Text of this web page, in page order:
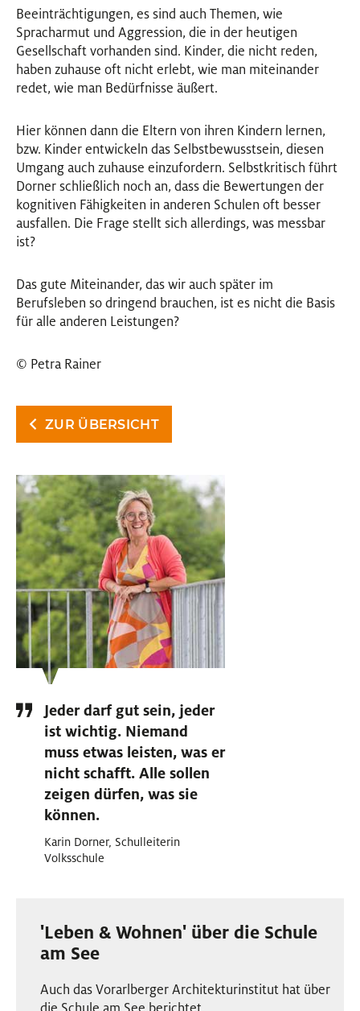
Beeinträchtigungen, es sind auch Themen, wie
Spracharmut und Aggression, die in der heutigen
Gesellschaft vorhanden sind. Kinder, die nicht reden,
haben zuhause oft nicht erlebt, wie man miteinander
redet, wie man Bedürfnisse äußert.
Hier können dann die Eltern von ihren Kindern lernen,
bzw. Kinder entwickeln das Selbstbewusstsein, diesen
Umgang auch zuhause einzufordern. Selbstkritisch führt
Dorner schließlich noch an, dass die Bewertungen der
kognitiven Fähigkeiten in anderen Schulen oft besser
ausfallen. Die Frage stellt sich allerdings, was messbar
ist?
Das gute Miteinander, das wir auch später im
Berufsleben so dringend brauchen, ist es nicht die Basis
für alle anderen Leistungen?
© Petra Rainer
ZUR ÜBERSICHT
Jeder darf gut sein, jeder
ist wichtig. Niemand
muss etwas leisten, was er
nicht schafft. Alle sollen
zeigen dürfen, was sie
können.
Karin Dorner, Schulleiterin
Volksschule
'Leben & Wohnen' über die Schule
am See
Auch das Vorarlberger Architekturinstitut hat über